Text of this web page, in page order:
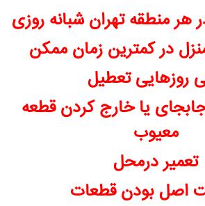
هر منطقه تهران شبانه روزی
در کمترین زمان ممکن
روزهایی تعطیل
جابجای یا خارج کردن قطعه
معیوب
تعمیر درمحل
اصل بودن قطعات